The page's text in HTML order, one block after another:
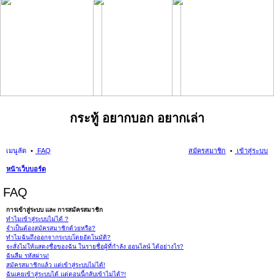
กระทู้ อยากบอก อยากเล่า
เมนูลัด FAQ เข้าสู่ระบบ
สมัครสมาชิก
หน้าเว็บบอร์ด
FAQ
การเข้าสู่ระบบ และ การสมัครสมาชิก
ทำไมเข้าสู่ระบบไม่ได้ ?
จำเป็นต้องสมัครสมาชิกด้วยหรือ?
ทำไมฉันถึงออกจากระบบโดยอัตโนมัติ?
จะสั่งไม่ให้แสดงชื่อของฉัน ในรายชื่อผู้ที่กำลัง ออนไลน์ ได้อย่างไร?
ฉันลืม รหัสผ่าน!
สมัครสมาชิกแล้ว แต่เข้าสู่ระบบไม่ได้!
ฉันเคยเข้าสู่ระบบได้ แต่ตอนนี้กลับเข้าไม่ได้?!